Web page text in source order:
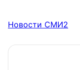
Новости СМИ2